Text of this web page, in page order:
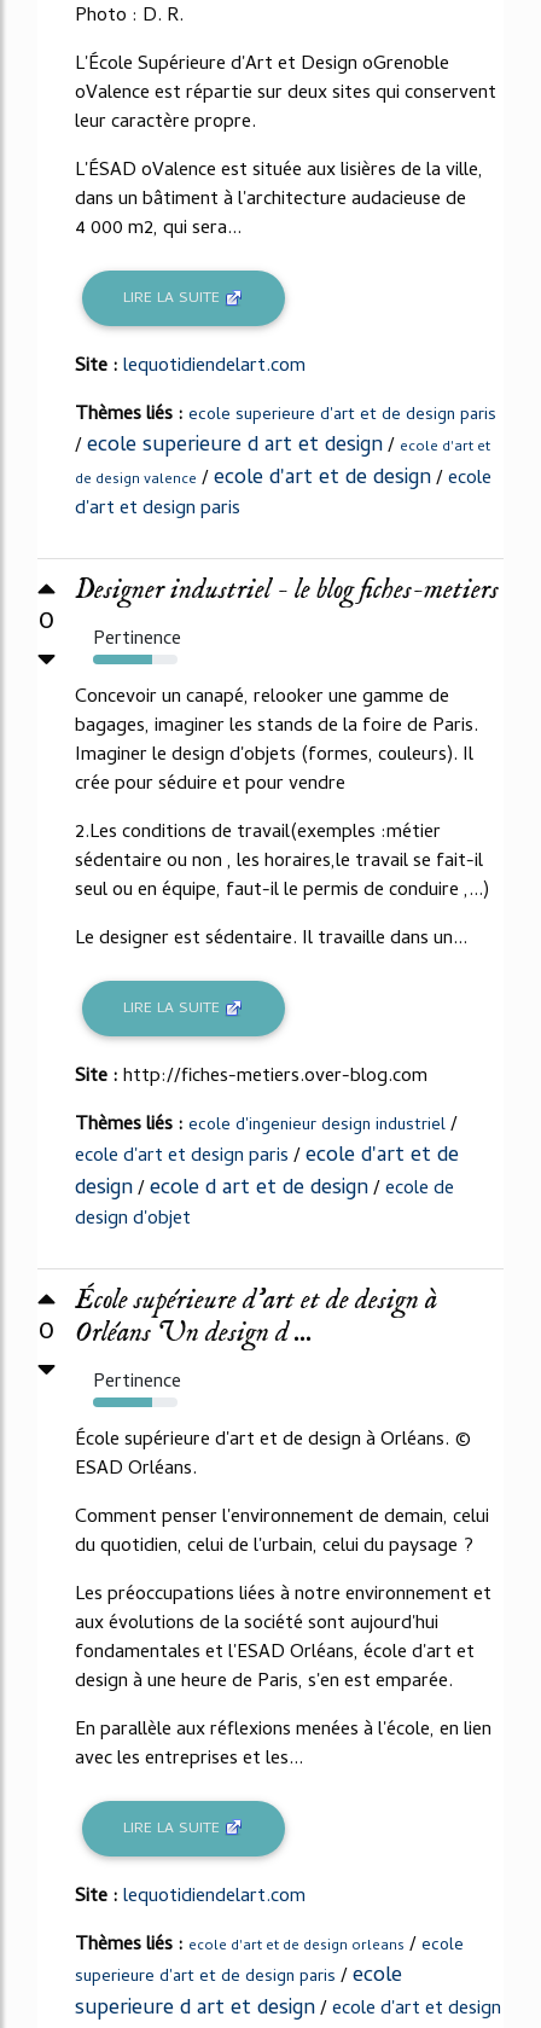
Photo : D. R.
L'École Supérieure d'Art et Design oGrenoble
oValence est répartie sur deux sites qui conservent
leur caractère propre.
L'ÉSAD oValence est située aux lisières de la ville,
dans un bâtiment à l'architecture audacieuse de
4 000 m2, qui sera...
LIRE LA SUITE
Site :lequotidiendelart.com
Thèmes liés : ecole superieure d'art et de design paris
/ecole superieure d art et design/ ecole d'art et
de design valence /ecole d'art et de design/ecole
d'art et design paris
0
Designer industriel - le blog fiches-metiers
Pertinence
70%
Concevoir un canapé, relooker une gamme de
bagages, imaginer les stands de la foire de Paris.
Imaginer le design d'objets (formes, couleurs). Il
crée pour séduire et pour vendre
2.Les conditions de travail(exemples :métier
sédentaire ou non , les horaires,le travail se fait-il
seul ou en équipe, faut-il le permis de conduire ,...)
Le designer est sédentaire. Il travaille dans un...
LIRE LA SUITE
Site :http://fiches-metiers.over-blog.com
Thèmes liés : ecole d'ingenieur design industriel/
ecole d'art et design paris/ecole d'art et de
design/ecole d art et de design/ecole de
design d'objet
0
École supérieure d’art et de design à
Orléans Un design d ...
Pertinence
70%
École supérieure d'art et de design à Orléans. ©
ESAD Orléans.
Comment penser l'environnement de demain, celui
du quotidien, celui de l'urbain, celui du paysage ?
Les préoccupations liées à notre environnement et
aux évolutions de la société sont aujourd'hui
fondamentales et l'ESAD Orléans, école d'art et
design à une heure de Paris, s'en est emparée.
En parallèle aux réflexions menées à l'école, en lien
avec les entreprises et les...
LIRE LA SUITE
Site :lequotidiendelart.com
Thèmes liés : ecole d'art et de design orleans /ecole
superieure d'art et de design paris /ecole
superieure d art et design/ecole d'art et design